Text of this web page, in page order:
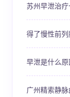
苏州早泄治
得了慢性前
早泄是什么
广州精索静